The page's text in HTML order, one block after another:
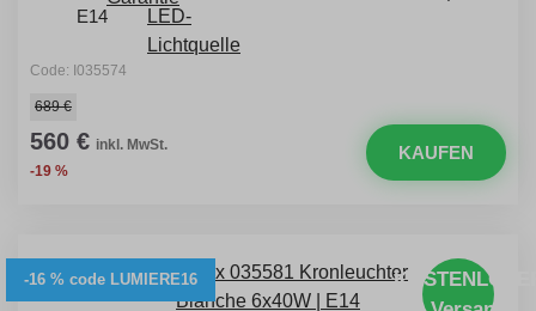
E14
Code: I035574
689 €
560 € inkl. MwSt.
-19 %
KAUFEN
-16 % code LUMIERE16